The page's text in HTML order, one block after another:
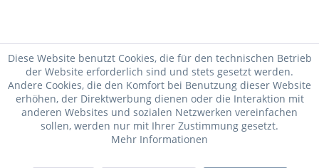
Diese Website benutzt Cookies, die für den technischen Betrieb
der Website erforderlich sind und stets gesetzt werden.
Andere Cookies, die den Komfort bei Benutzung dieser Website
erhöhen, der Direktwerbung dienen oder die Interaktion mit
anderen Websites und sozialen Netzwerken vereinfachen
sollen, werden nur mit Ihrer Zustimmung gesetzt.
Mehr Informationen